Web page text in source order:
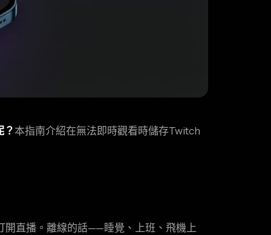
？本指南介紹在無法即時觀看時儲存Twitch
開直播。離線的話——睡覺、上班、飛機上